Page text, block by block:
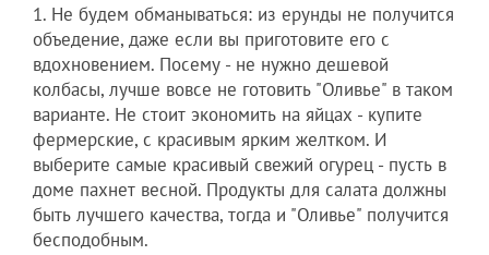
1. Не будем обманываться: из ерунды не получится
объедение, даже если вы приготовите его с
вдохновением. Посему - не нужно дешевой
колбасы, лучше вовсе не готовить "Оливье" в таком
варианте. Не стоит экономить на яйцах - купите
фермерские, с красивым ярким желтком. И
выберите самые красивый свежий огурец - пусть в
доме пахнет весной. Продукты для салата должны
быть лучшего качества, тогда и "Оливье" получится
бесподобным.